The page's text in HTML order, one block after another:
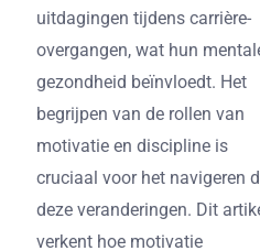
uitdagingen tijdens carrière-
overgangen, wat hun
gezondheid beïnvloedt. Het
begrijpen van de rollen van
motivatie en discipline is
cruciaal voor het navigeren
deze veranderingen. Dit
verkent hoe motivatie